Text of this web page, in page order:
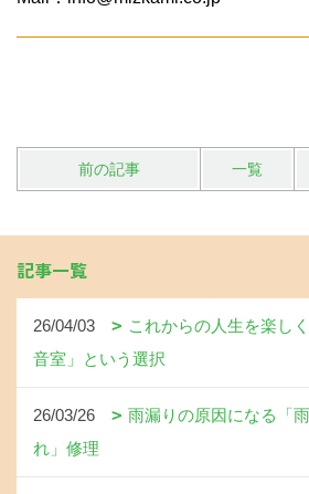
前の記事 一覧
記事一覧
26/04/03
これからの人生を楽し
音室」という選択
26/03/26
雨漏りの原因になる「
れ」修理